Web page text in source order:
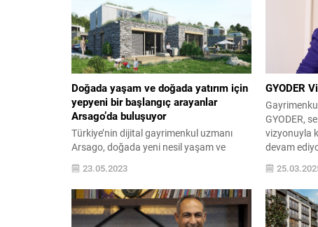
Doğada yaşam ve doğada yatırım için
yepyeni bir başlangıç arayanlar
Arsago’da buluşuyor
Türkiye’nin dijital gayrimenkul uzmanı
Arsago, doğada yeni nesil yaşam ve
yatırım alanları oluşturuyor. Arsago, şehir
hayatından uzaklaşarak doğada yeni bir
başlangıç yapmak isteyenlere hazır,
güvenli ve erişilebilir arsa hizmetleri ve
çözümleri sunuyor. Yeni nesil arsa
23.05.2023
GYODER
GYODER,
vizyonuyla
devam
olarak ilan
gibi temel
yapılacak